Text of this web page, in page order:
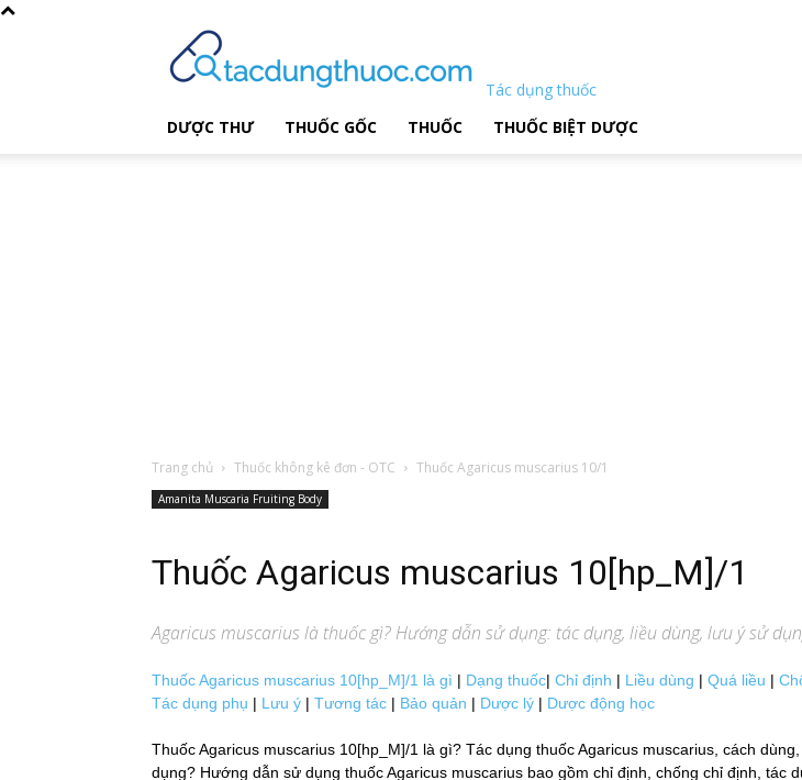
Tác dụng thuốc
DƯỢC THƯ
THUỐC GỐC THUỐC THUỐC BIỆT DƯỢC
Trang chủ Thuốc không kê đơn - OTC Thuốc Agaricus muscarius 10/1
Amanita Muscaria Fruiting Body
Thuốc Agaricus muscarius 10[hp_M]/1
Agaricus muscarius là thuốc gì? Hướng dẫn sử dụng: tác dụng, liều dùng, lưu ý sử
Thuốc Agaricus muscarius 10[hp_M]/1 là gì | Dạng thuốc| Chỉ định | Liều dùng | Quá liều |
Tác dụng phụ | Lưu ý | Tương tác | Bảo quản | Dược lý | Dược động học
Thuốc Agaricus muscarius 10[hp_M]/1 là gì? Tác dụng thuốc Agaricus muscarius, cách
dụng? Hướng dẫn sử dụng thuốc Agaricus muscarius bao gồm chỉ định, chống chỉ định, tác